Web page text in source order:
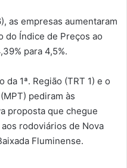
as empresas aumentaram
do Índice de Preços ao
para 4,5%.
1ª. Região (TRT 1) e o
pediram às
proposta que chegue
rodoviários de Nova
Fluminense.